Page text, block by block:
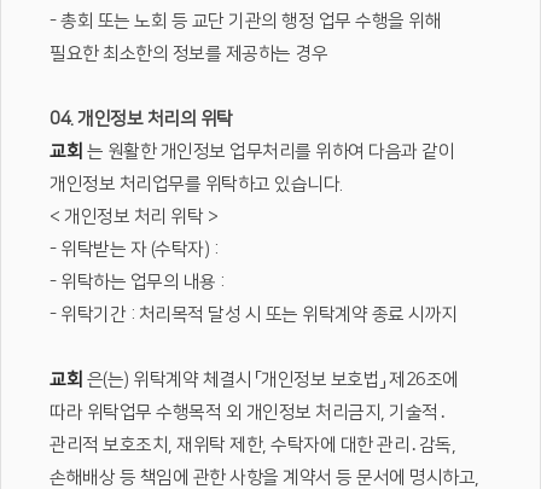
- 총회 또는 노회 등 교단 기관의 행정 업무 수행을 위해
필요한 최소한의 정보를 제공하는 경우
04. 개인정보 처리의 위탁
교회 는 원활한 개인정보 업무처리를 위하여 다음과 같이
개인정보 처리업무를 위탁하고 있습니다.
< 개인정보 처리 위탁 >
- 위탁받는 자 (수탁자) :
- 위탁하는 업무의 내용 :
- 위탁기간 : 처리목적 달성 시 또는 위탁계약 종료 시까지
교회 은(는) 위탁계약 체결시 「개인정보 보호법」 제26조에
따라 위탁업무 수행목적 외 개인정보 처리금지, 기술적․
관리적 보호조치, 재위탁 제한, 수탁자에 대한 관리․감독,
손해배상 등 책임에 관한 사항을 계약서 등 문서에 명시하고,